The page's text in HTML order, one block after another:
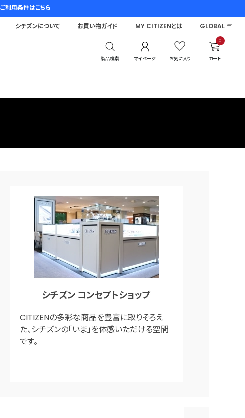
ご利用条件はこちら
製品検索 マイページ お気に入り
0
カート
シチズンについて お買い物ガイド MY CITIZENとは GLOBAL
シチズン コンセプトショップ
CITIZENの多彩な商品を豊富に取りそろえ
た、シチズンの「いま」を体感いただける空間
です。